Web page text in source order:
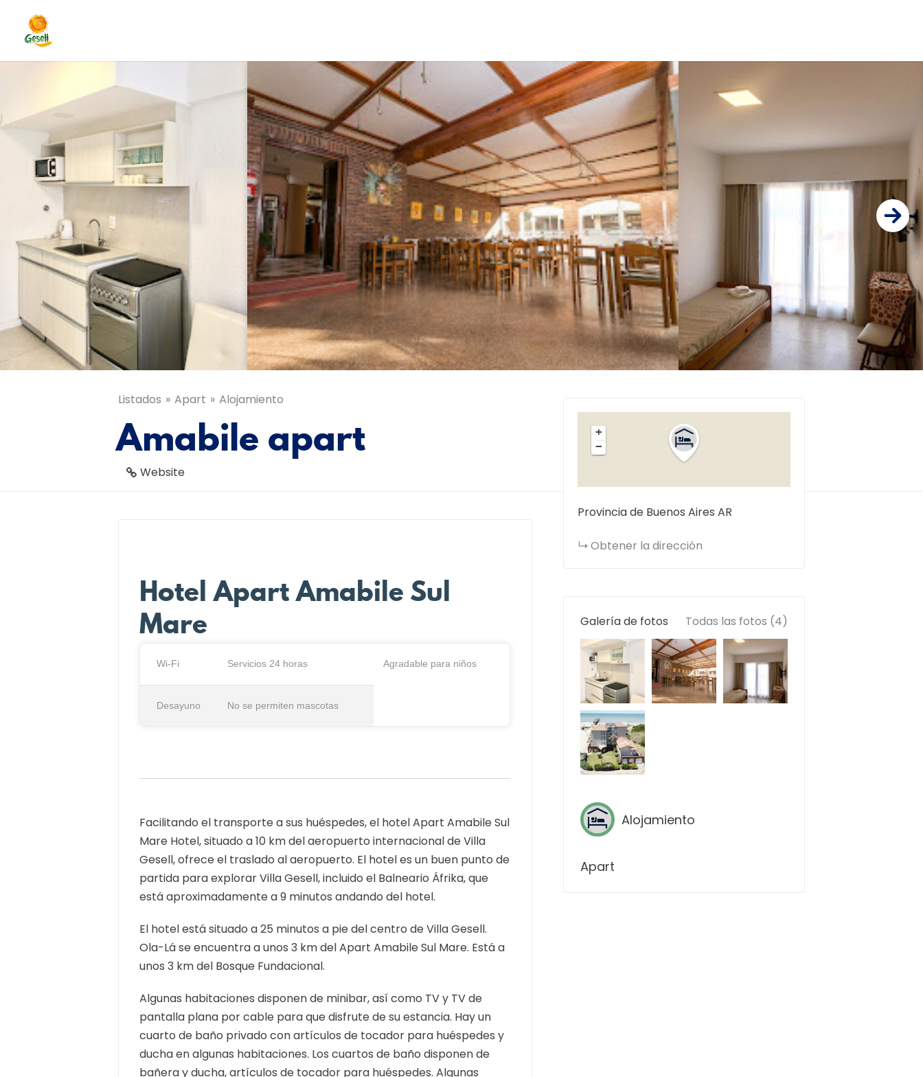
Listados Apart Alojamiento
Amabile apart
Website
Hotel Apart Amabile Sul
Mare
Wi-Fi Servicios 24 horas Agradable para niños
Desayuno No se permiten mascotas
Facilitando el transporte a sus huéspedes, el hotel Apart Amabile Sul
Mare Hotel, situado a 10 km del aeropuerto internacional de Villa
Gesell, ofrece el traslado al aeropuerto. El hotel es un buen punto de
partida para explorar Villa Gesell, incluido el Balneario Áfrika, que
está aproximadamente a 9 minutos andando del hotel.
El hotel está situado a 25 minutos a pie del centro de Villa Gesell.
Ola-Lá se encuentra a unos 3 km del Apart Amabile Sul Mare. Está a
unos 3 km del Bosque Fundacional.
Algunas habitaciones disponen de minibar, así como TV y TV de
pantalla plana por cable para que disfrute de su estancia. Hay un
cuarto de baño privado con artículos de tocador para huéspedes y
ducha en algunas habitaciones. Los cuartos de baño disponen de
bañera y ducha, artículos de tocador para huéspedes. Algunas
+
−
Provincia de Buenos Aires AR
Obtener la dirección
Galería de fotos Todas las fotos (4)
Alojamiento
Apart